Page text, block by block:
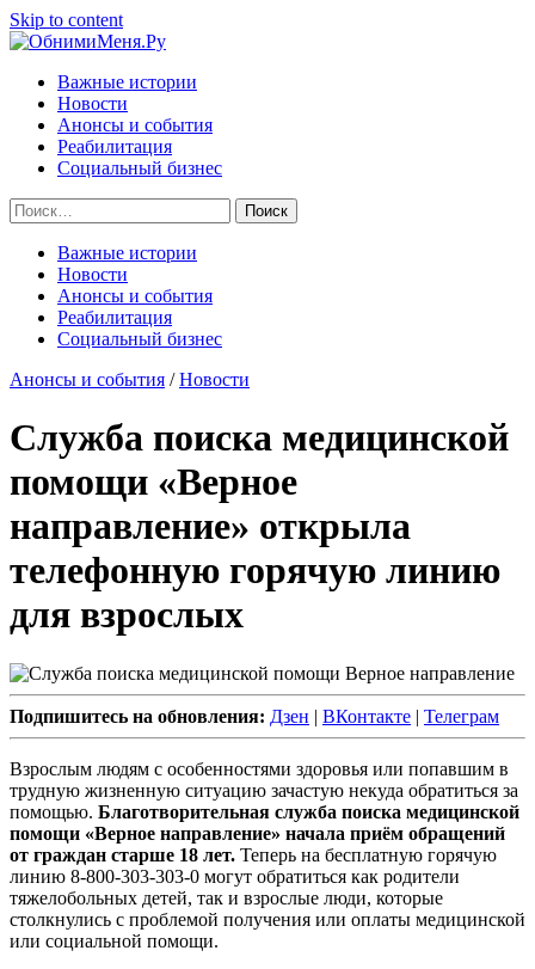
Skip to content
Важные истории
Новости
Анонсы и события
Реабилитация
Социальный бизнес
Найти:
Важные истории
Новости
Анонсы и события
Реабилитация
Социальный бизнес
Анонсы и события /Новости
Служба поиска медицинской
помощи «Верное
направление» открыла
телефонную горячую линию
для взрослых
Подпишитесь на обновления: Дзен | ВКонтакте | Телеграм
Взрослым людям с особенностями здоровья или попавшим в
трудную жизненную ситуацию зачастую некуда обратиться за
помощью. Благотворительная служба поиска медицинской
помощи «Верное направление» начала приём обращений
от граждан старше 18 лет. Теперь на бесплатную горячую
линию 8-800-303-303-0 могут обратиться как родители
тяжелобольных детей, так и взрослые люди, которые
столкнулись с проблемой получения или оплаты медицинской
или социальной помощи.